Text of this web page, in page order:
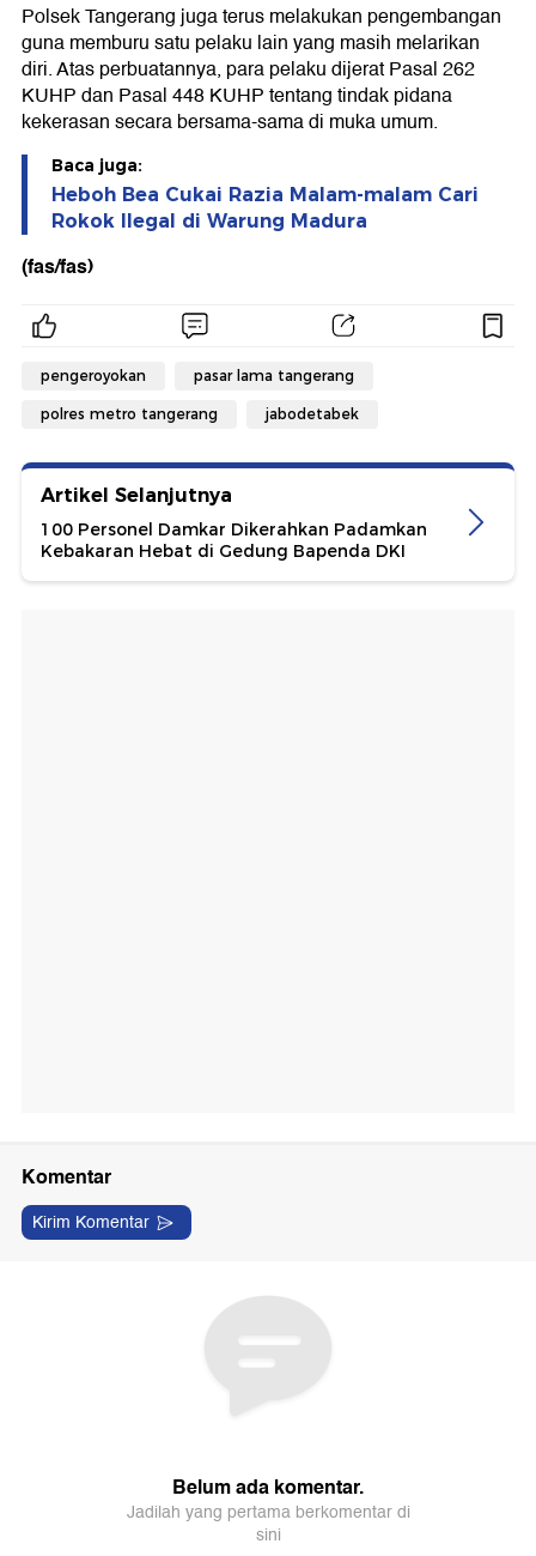
Polsek Tangerang juga terus melakukan pengembangan
guna memburu satu pelaku lain yang masih melarikan
diri. Atas perbuatannya, para pelaku dijerat Pasal 262
KUHP dan Pasal 448 KUHP tentang tindak pidana
kekerasan secara bersama-sama di muka umum.
Baca juga:
Heboh Bea Cukai Razia Malam-malam Cari
Rokok Ilegal di Warung Madura
(fas/fas)
pengeroyokan pasar lama tangerang
polres metro tangerang jabodetabek
Artikel Selanjutnya
100 Personel Damkar Dikerahkan Padamkan
Kebakaran Hebat di Gedung Bapenda DKI